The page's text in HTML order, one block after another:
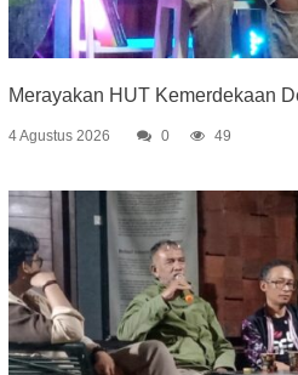
Merayakan HUT Kemerdekaan
4 Agustus 2026 0 49